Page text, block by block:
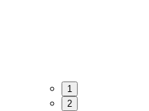
1
2